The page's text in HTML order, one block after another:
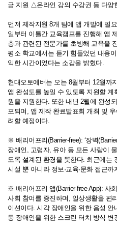
금 지원 △온라인 강의 수강권 등 다양
먼저 제작지원 8개 팀에 앱 개발에 필
일부터 이틀간 교육캠프를 진행해 앱
층과 관련된 전문가를 초빙해 교육을
평소 학교에서는 듣기 힘들었던 내용
익한 시간이었다는 소감을 밝혔다.
현대오토에버는 오는 8월부터 12월까
앱 완성도를 높일 수 있도록 지원할 계
원을 지원한다. 또한 내년 2월에 완성
포되며, 앱 제작 완료발표회 개최 및
려할 예정이다.
※ 배리어프리(Barrier-free): ‘장벽
장애인, 고령자, 유아 등 모든 사람이
도록 설계된 환경을 뜻한다. 최근에는
시설 뿐 아니라 정보·교육·문화 접근
※ 배리어프리 앱(Barrier-free App): 사
사회 참여를 증진하며, 일상생활을 편
이션이다. 시각 장애인을 위한 음성
동 장애인을 위한 스크린 터치 방식